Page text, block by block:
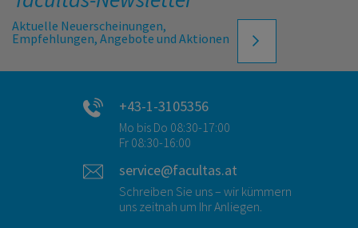
Aktuelle Neuerscheinungen,
Empfehlungen, Angebote und Aktionen
+43-1-3105356
Mo bis Do 08:30-17:00
Fr 08:30-16:00
service@facultas.at
Schreiben Sie uns – wir kümmern
uns zeitnah um Ihr Anliegen.